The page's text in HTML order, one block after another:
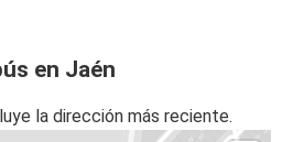
en Jaén
la dirección más reciente.